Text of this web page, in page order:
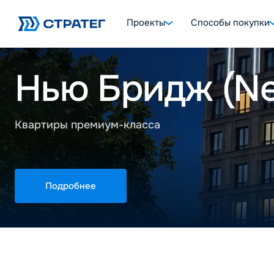
Проекты Способы покупки
ЖК
Подробнее
Нью Бридж
Квартиры премиум-класса
Подробнее